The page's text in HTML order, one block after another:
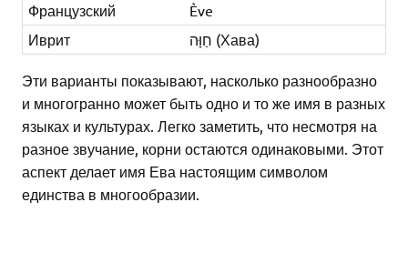
Французский
Ève
Иврит
חַוָּה (Хава)
Эти варианты показывают, насколько разнообразно
и многогранно может быть одно и то же имя в разных
языках и культурах. Легко заметить, что несмотря на
разное звучание, корни остаются одинаковыми. Этот
аспект делает имя Ева настоящим символом
единства в многообразии.